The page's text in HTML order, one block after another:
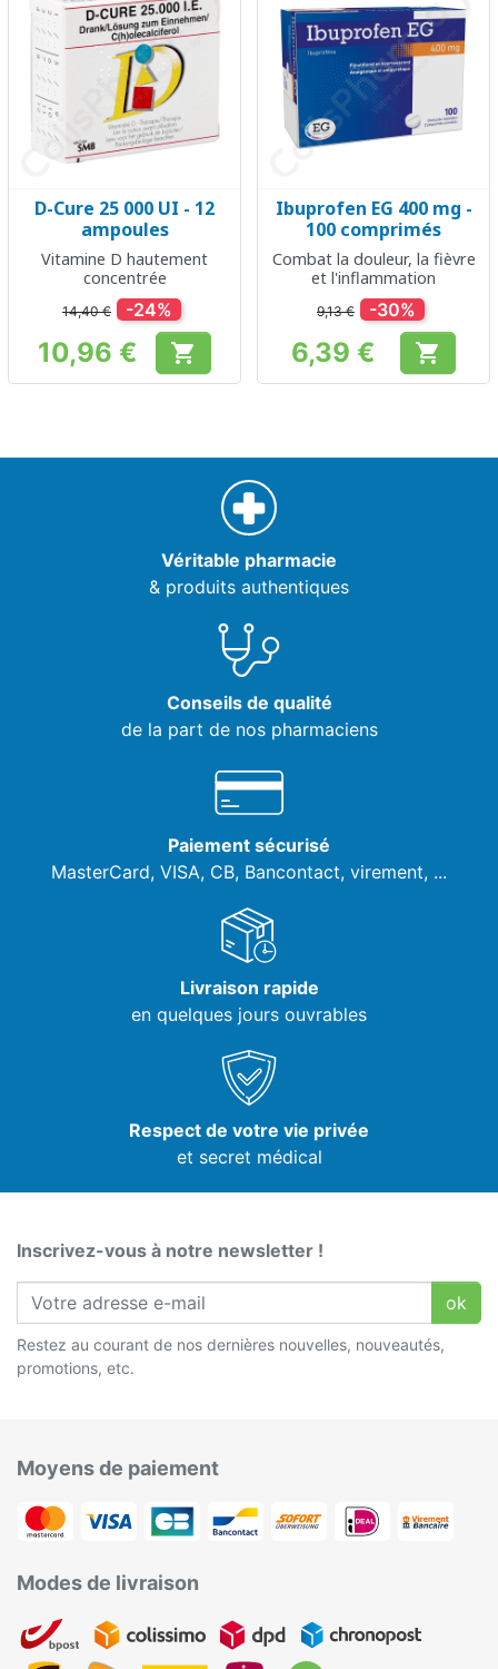
D-Cure 25 000 UI - 12
ampoules
Vitamine D hautement
concentrée
14,40 € -24%
Prix
10,96 € 
Ibuprofen EG 400 mg -
100 comprimés
Combat la douleur, la fièvre
et l'inflammation
9,13 € -30%
Prix
6,39 € 
Véritable pharmacie
& produits authentiques
Conseils de qualité
de la part de nos pharmaciens
Paiement sécurisé
MasterCard, VISA, CB, Bancontact, virement, ...
Livraison rapide
en quelques jours ouvrables
Respect de votre vie privée
et secret médical
Inscrivez-vous à notre newsletter !
ok
Restez au courant de nos dernières nouvelles, nouveautés,
promotions, etc.
Moyens de paiement
Modes de livraison